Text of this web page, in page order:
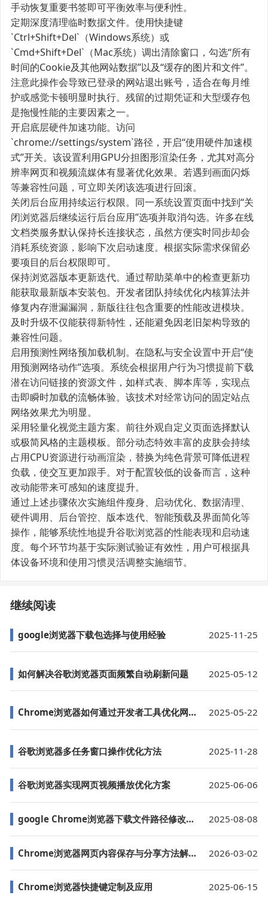
手动恢复重要书签即可平衡效率与便利性。
定期深度清理临时数据文件。使用快捷键
`Ctrl+Shift+Del`（Windows系统）或
`Cmd+Shift+Del`（Mac系统）调出清除窗口，勾选“所有
时间的Cookie及其他网站数据”以及“缓存的图片和文件”。
注意此操作会导致已登录的网站退出账号，适合在每月维
护或感觉卡顿明显时执行。残留的过期凭证和大型缓存包
是拖慢性能的主要因素之一。
开启底层硬件加速功能。访问
`chrome://settings/system`路径，开启“使用硬件加速模
式”开关。该设置利用GPU分担图形渲染任务，尤其对高分
辨率网页和视频流媒体有显著优化效果。若遇到画面闪烁
等兼容性问题，可立即关闭该选项进行回滚。
关闭后台应用持续运行权限。同一系统设置页面中找到“关
闭浏览器后继续运行后台应用”选项并取消勾选。许多在线
文档类服务默认保持长连接状态，虽然方便实时同步却会
消耗系统资源，影响下次启动速度。根据实际需求保留必
要项目的后台权限即可。
保持浏览器版本更新迭代。通过帮助菜单中的检查更新功
能获取最新版本安装包。开发者团队持续优化内核算法并
修复内存泄漏漏洞，新版往往包含重要的性能改进模块。
及时升级不仅能获得新特性，还能避免因老旧架构导致的
兼容性问题。
启用预测性网络预加载机制。在隐私与安全设置中开启“使
用预测网络动作”选项。系统会根据用户行为习惯提前下载
潜在访问链接的资源文件，如样式表、脚本库等，实现点
击即瞬时加载的流畅体验。该技术对经常访问的固定站点
网络效果尤为明显。
采用轻量化视觉主题方案。前往外观自定义页面选择默认
或极简风格的主题模板。部分动态特效丰富的皮肤会持续
占用CPU资源进行动画渲染，替换为纯色背景可降低进程
负载，使交互更加跟手。对于配置较低的设备而言，这种
改动能带来可感知的速度提升。
通过上述步骤依次实施组件瘦身、启动优化、数据清理、
硬件调用、后台管控、版本迭代、智能预载及界面简化等
操作，能够系统性地提升谷歌浏览器的性能表现和启动速
度。每个环节均基于实际测试验证有效性，用户可根据具
体设备环境和使用习惯灵活调整实施细节。
继续阅读
google浏览器下载包选择与使用经验 2025-11-25
如何解决谷歌浏览器页面频繁自动刷新问题 2025-05-12
Chrome浏览器如何通过开发者工具优化网页加载性能 2025-05-22
谷歌浏览器多任务窗口操作优化方法 2025-11-28
谷歌浏览器实现网页视频播放优化方案 2025-06-06
google Chrome浏览器下载文件路径修改方法 2025-08-08
Chrome浏览器网页内容保存与分享方法解析 2026-03-02
Chrome浏览器快捷键定制及应用 2025-06-15